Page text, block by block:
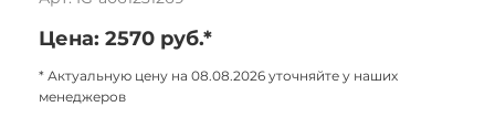
Цена: 2570 руб.*
* Актуальную цену на 08.08.2026 уточняйте у наших
менеджеров